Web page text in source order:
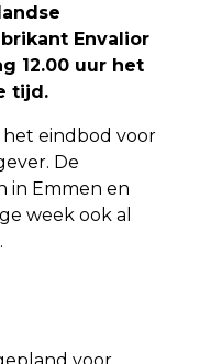
Envalior
12.00 uur het
tijd.
eindbod voor
De
in Emmen en
week ook al
voor